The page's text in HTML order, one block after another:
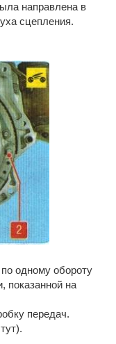
направлена в
сцепления.
одному обороту
показанной на
передач.